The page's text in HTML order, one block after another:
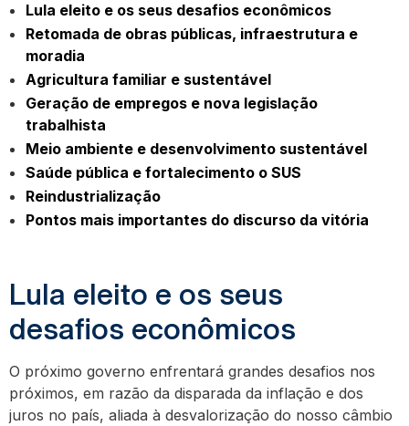
Lula eleito e os seus desafios econômicos
Retomada de obras públicas, infraestrutura e
moradia
Agricultura familiar e sustentável
Geração de empregos e nova legislação
trabalhista
Meio ambiente e desenvolvimento sustentável
Saúde pública e fortalecimento o SUS
Reindustrialização
Pontos mais importantes do discurso da vitória
Lula eleito e os seus
desafios econômicos
O próximo governo enfrentará grandes desafios nos
próximos, em razão da disparada da inflação e dos
juros no país, aliada à desvalorização do nosso câmbio